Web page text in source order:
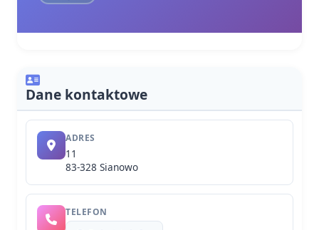
Dane kontaktowe
ADRES
11
83-328 Sianowo
TELEFON